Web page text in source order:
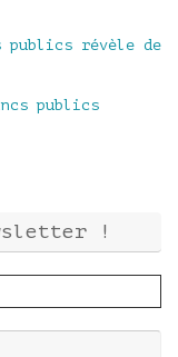
publics révèle de
publics
!